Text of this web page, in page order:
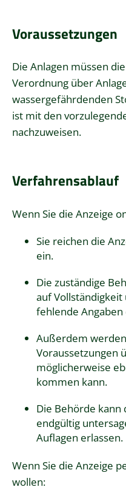
Voraussetzungen
Die Anlagen müssen
Verordnung über
wassergefährdenden
ist mit den
nachzuweisen.
Verfahrensablauf
Wenn Sie die Anzeige
Sie reichen die
ein.
Die zuständige
auf
fehlende
Außerdem
Voraussetzungen
möglicherweise
kommen kann.
Die Behörde kann
endgültig
Auflagen erlassen.
Wenn Sie die Anzeige
wollen: